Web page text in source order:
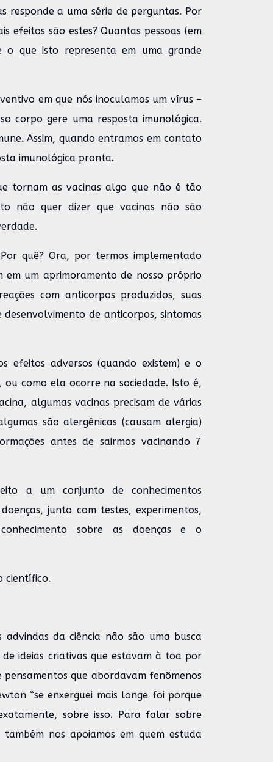
responde a uma série de perguntas. Por
efeitos são estes? Quantas pessoas (em
o que isto representa em uma grande
em que nós inoculamos um vírus –
corpo gere uma resposta imunológica.
Assim, quando entramos em contato
imunológica pronta.
tornam as vacinas algo que não é tão
não quer dizer que vacinas não são
quê? Ora, por termos implementado
em um aprimoramento de nosso próprio
com anticorpos produzidos, suas
de anticorpos, sintomas
efeitos adversos (quando existem) e o
como ela ocorre na sociedade. Isto é,
algumas vacinas precisam de várias
são alergênicas (causam alergia)
antes de sairmos vacinando 7
a um conjunto de conhecimentos
junto com testes, experimentos,
sobre as doenças e o
científico.
advindas da ciência não são uma busca
ideias criativas que estavam à toa por
que abordavam fenômenos
“se enxerguei mais longe foi porque
sobre isso. Para falar sobre
nos apoiamos em quem estuda